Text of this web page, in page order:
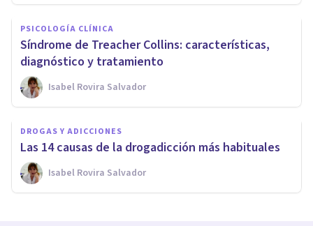
PSICOLOGÍA CLÍNICA
Síndrome de Treacher Collins: características,
diagnóstico y tratamiento
Isabel Rovira Salvador
DROGAS Y ADICCIONES
Las 14 causas de la drogadicción más habituales
Isabel Rovira Salvador